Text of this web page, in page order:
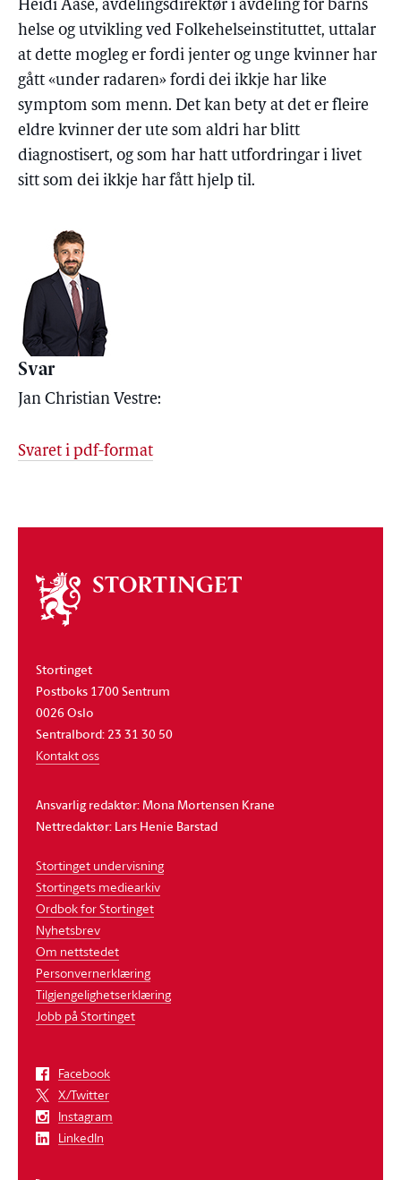
Heidi Aase, avdelingsdirektør i avdeling for barns
helse og utvikling ved Folkehelseinstituttet, uttalar
at dette mogleg er fordi jenter og unge kvinner har
gått «under radaren» fordi dei ikkje har like
symptom som menn. Det kan bety at det er fleire
eldre kvinner der ute som aldri har blitt
diagnostisert, og som har hatt utfordringar i livet
sitt som dei ikkje har fått hjelp til.
Svar
Jan Christian Vestre:
Svaret i pdf-format
Om
stortinget
Stortinget
Postboks 1700 Sentrum
0026 Oslo
Sentralbord: 23 31 30 50
Kontakt oss
Ansvarlig redaktør: Mona Mortensen Krane
Nettredaktør: Lars Henie Barstad
Stortinget undervisning
Stortingets mediearkiv
Ordbok for Stortinget
Nyhetsbrev
Om nettstedet
Personvernerklæring
Tilgjengelighetserklæring
Jobb på Stortinget
Facebook
X/Twitter
Instagram
LinkedIn